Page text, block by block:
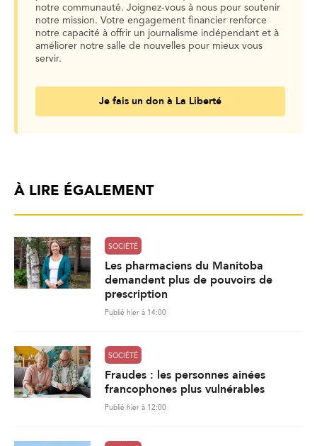
notre communauté. Joignez-vous à nous pour soutenir
notre mission. Votre engagement financier renforce
notre capacité à offrir un journalisme indépendant et à
améliorer notre salle de nouvelles pour mieux vous
servir.
Je fais un don à La Liberté
À LIRE ÉGALEMENT
SOCIÉTÉ
Les pharmaciens du Manitoba
demandent plus de pouvoirs de
prescription
Publié hier à 14:00
SOCIÉTÉ
Fraudes : les personnes ainées
francophones plus vulnérables
Publié hier à 12:00